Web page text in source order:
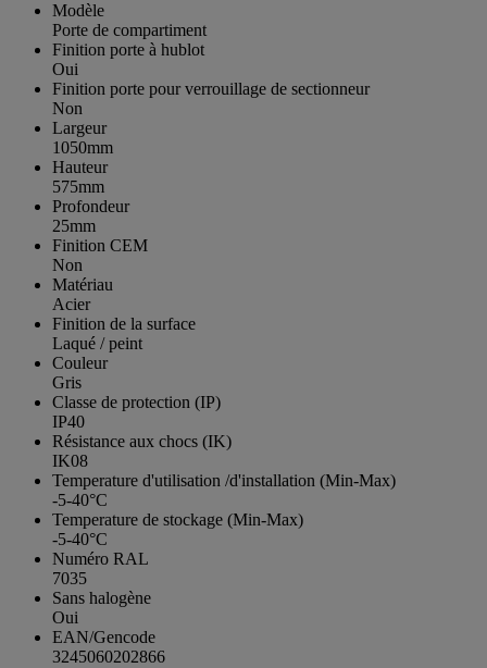
Modèle
Porte de compartiment
Finition porte à hublot
Oui
Finition porte pour verrouillage de sectionneur
Non
Largeur
1050mm
Hauteur
575mm
Profondeur
25mm
Finition CEM
Non
Matériau
Acier
Finition de la surface
Laqué / peint
Couleur
Gris
Classe de protection (IP)
IP40
Résistance aux chocs (IK)
IK08
Temperature d'utilisation /d'installation (Min-Max)
-5-40°C
Temperature de stockage (Min-Max)
-5-40°C
Numéro RAL
7035
Sans halogène
Oui
EAN/Gencode
3245060202866